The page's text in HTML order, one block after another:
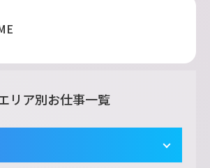
リア別お仕事一覧